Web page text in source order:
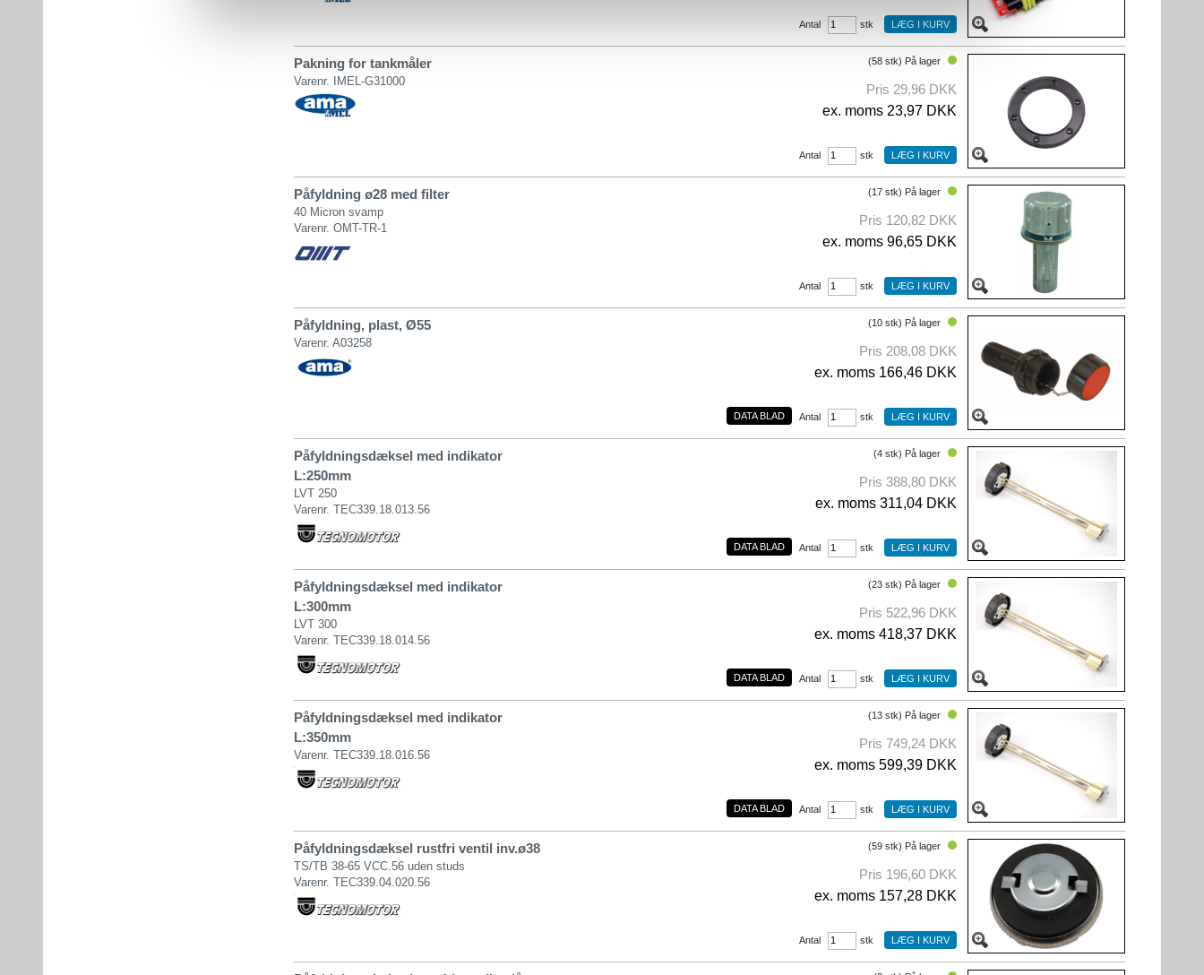
Antal stk
Pakning for tankmåler
Varenr. IMEL-G31000
(58 stk) På lager
Pris 29,96 DKK
ex. moms 23,97 DKK
Antal stk
Påfyldning ø28 med filter
40 Micron svamp
Varenr. OMT-TR-1
(17 stk) På lager
Pris 120,82 DKK
ex. moms 96,65 DKK
Antal stk
Påfyldning, plast, Ø55
Varenr. A03258
(10 stk) På lager
Pris 208,08 DKK
ex. moms 166,46 DKK
DATA BLAD Antal stk
Påfyldningsdæksel med indikator
L:250mm
LVT 250
Varenr. TEC339.18.013.56
(4 stk) På lager
Pris 388,80 DKK
ex. moms 311,04 DKK
DATA BLAD Antal stk
Påfyldningsdæksel med indikator
L:300mm
LVT 300
Varenr. TEC339.18.014.56
(23 stk) På lager
Pris 522,96 DKK
ex. moms 418,37 DKK
DATA BLAD Antal stk
Påfyldningsdæksel med indikator
L:350mm
Varenr. TEC339.18.016.56
(13 stk) På lager
Pris 749,24 DKK
ex. moms 599,39 DKK
DATA BLAD Antal stk
Påfyldningsdæksel rustfri ventil inv.ø38
TS/TB 38-65 VCC.56 uden studs
Varenr. TEC339.04.020.56
(59 stk) På lager
Pris 196,60 DKK
ex. moms 157,28 DKK
Antal stk